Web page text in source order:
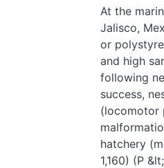
At the
Jalisco,
or
and high
following
success,
(locomotor
hatchery
1,160) (P